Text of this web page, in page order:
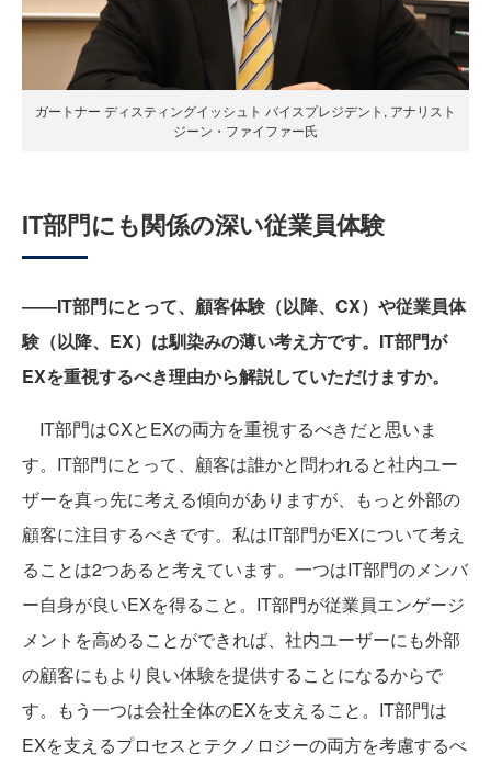
ガートナー ディスティングイッシュト バイスプレジデント, アナリスト
ジーン・ファイファー氏
IT部門にも関係の深い従業員体験
――IT部門にとって、顧客体験（以降、CX）や従業員体
験（以降、EX）は馴染みの薄い考え方です。IT部門が
EXを重視するべき理由から解説していただけますか。
IT部門はCXとEXの両方を重視するべきだと思いま
す。IT部門にとって、顧客は誰かと問われると社内ユー
ザーを真っ先に考える傾向がありますが、もっと外部の
顧客に注目するべきです。私はIT部門がEXについて考え
ることは2つあると考えています。一つはIT部門のメンバ
ー自身が良いEXを得ること。IT部門が従業員エンゲージ
メントを高めることができれば、社内ユーザーにも外部
の顧客にもより良い体験を提供することになるからで
す。もう一つは会社全体のEXを支えること。IT部門は
EXを支えるプロセスとテクノロジーの両方を考慮するべ